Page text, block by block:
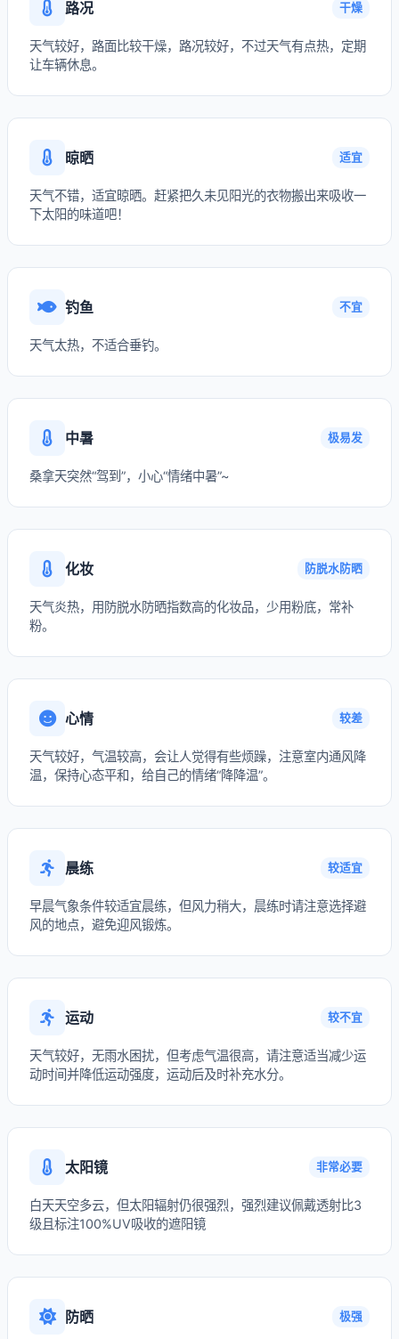
路况 干燥
天气较好，路面比较干燥，路况较好，不过天气有点热，定期
让车辆休息。
晾晒 适宜
天气不错，适宜晾晒。赶紧把久未见阳光的衣物搬出来吸收一
下太阳的味道吧！
钓鱼 不宜
天气太热，不适合垂钓。
中暑 极易发
桑拿天突然“驾到”，小心“情绪中暑”~
化妆 防脱水防晒
天气炎热，用防脱水防晒指数高的化妆品，少用粉底，常补
粉。
心情 较差
天气较好，气温较高，会让人觉得有些烦躁，注意室内通风降
温，保持心态平和，给自己的情绪“降降温”。
晨练 较适宜
早晨气象条件较适宜晨练，但风力稍大，晨练时请注意选择避
风的地点，避免迎风锻炼。
运动 较不宜
天气较好，无雨水困扰，但考虑气温很高，请注意适当减少运
动时间并降低运动强度，运动后及时补充水分。
太阳镜 非常必要
白天天空多云，但太阳辐射仍很强烈，强烈建议佩戴透射比3
级且标注100%UV吸收的遮阳镜
防晒 极强